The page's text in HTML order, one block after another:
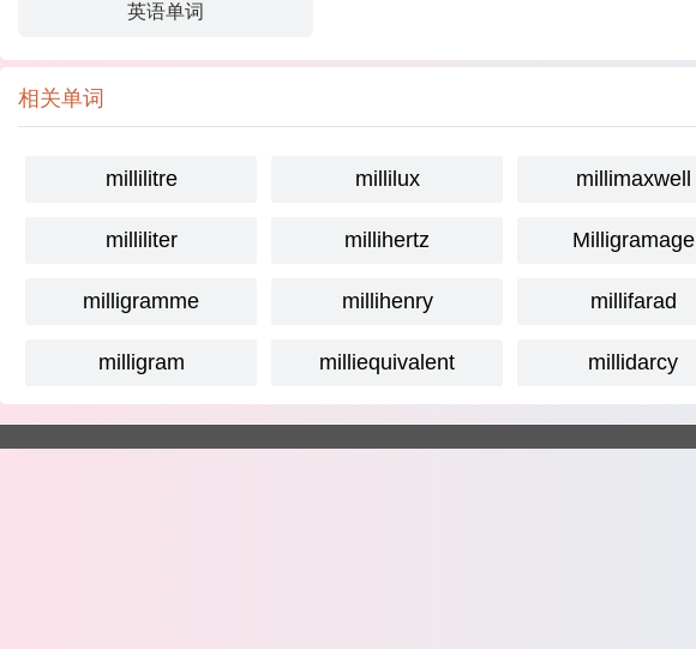
英语单词
相关单词
millilitre millilux millimaxwell
milliliter millihertz Milligramage
milligramme millihenry millifarad
milligram milliequivalent millidarcy